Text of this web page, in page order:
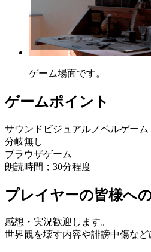
ゲーム場面です。
ゲームポイント
サウンドビジュアルノベルゲーム
分岐無し
ブラウザゲーム
朗読時間；30分程度
プレイヤーの皆様へ
感想・実況歓迎します。
世界観を壊す内容や誹謗中傷など